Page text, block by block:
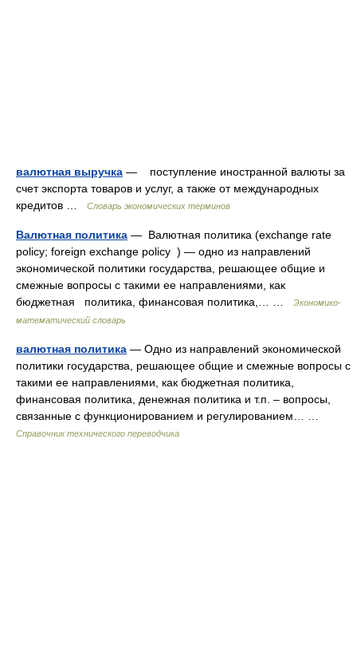
валютная выручка — поступление иностранной валюты за
счет экспорта товаров и услуг, а также от международных
кредитов …
Словарь экономических терминов
Валютная политика — Валютная политика (exchange rate
policy; foreign exchange policy ) — одно из направлений
экономической политики государства, решающее общие и
смежные вопросы с такими ее направлениями, как
бюджетная политика, финансовая политика,… …
Экономико-
математический словарь
валютная политика — Одно из направлений экономической
политики государства, решающее общие и смежные вопросы с
такими ее направлениями, как бюджетная политика,
финансовая политика, денежная политика и т.п. – вопросы,
связанные с функционированием и регулированием… …
Справочник технического переводчика